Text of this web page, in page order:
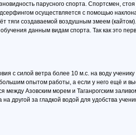
парусного спорта. Спортсмен,
осуществляется с помощью
тяги создаваемой воздушным змеем
данным видам спорта. Так как это
с силой ветра более 10 м.с. на воду
опытом работы, а если у него ещё и
Азовским морем и Таганрогским
другой за гладкой водой для удобства